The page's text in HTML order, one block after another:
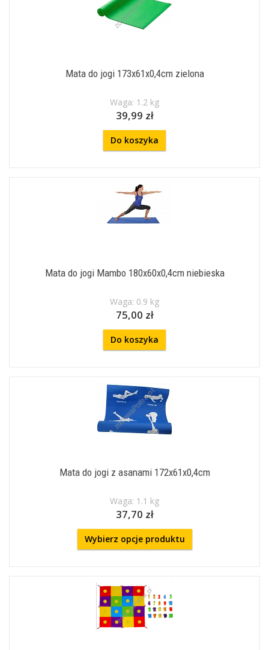
Mata do jogi 173x61x0,4cm zielona
Waga: 1.2 kg
39,99 zł
Do koszyka
Mata do jogi Mambo 180x60x0,4cm niebieska
Waga: 0.9 kg
75,00 zł
Do koszyka
Mata do jogi z asanami 172x61x0,4cm
Waga: 1.1 kg
37,70 zł
Wybierz opcje produktu